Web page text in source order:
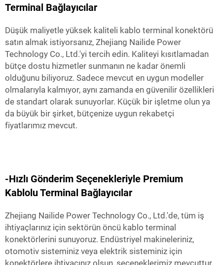
Terminal Bağlayıcılar
Düşük maliyetle yüksek kaliteli kablo terminal konektörü
satın almak istiyorsanız, Zhejiang Nailide Power
Technology Co., Ltd.'yi tercih edin. Kaliteyi kısıtlamadan
bütçe dostu hizmetler sunmanın ne kadar önemli
olduğunu biliyoruz. Sadece mevcut en uygun modeller
olmalarıyla kalmıyor, aynı zamanda en güvenilir özellikleri
de standart olarak sunuyorlar. Küçük bir işletme olun ya
da büyük bir şirket, bütçenize uygun rekabetçi
fiyatlarımız mevcut.
-Hızlı Gönderim Seçenekleriyle Premium
Kablolu Terminal Bağlayıcılar
Zhejiang Nailide Power Technology Co., Ltd.'de, tüm iş
ihtiyaçlarınız için sektörün öncü kablo terminal
konektörlerini sunuyoruz. Endüstriyel makineleriniz,
otomotiv sisteminiz veya elektrik sisteminiz için
konektörlere ihtiyacınız olsun, seçeneklerimiz mevcuttur.